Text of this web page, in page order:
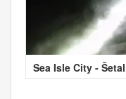
Sea Isle City -